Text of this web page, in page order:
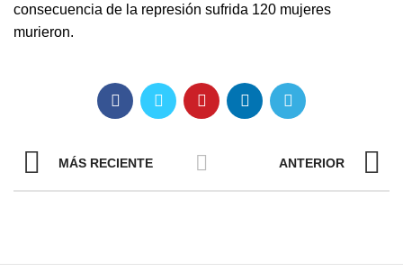
consecuencia de la represión sufrida 120 mujeres
murieron.
MÁS RECIENTE ANTERIOR